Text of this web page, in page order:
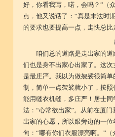
好，你看我写，喏，会吗？”（
点，他又说话了：“真是末法时
的要求也要提高一点，走快总比
咱们总的道路是走出家的
们也是身不出家心出家了。这
是最庄严。我以为做袈裟很简
制，简单一点袈裟就小了，按
能用缝衣机缝，多庄严！居士
法：“心常欲出家”。从前在厦
出家的心愿，所以跟旁边的一
句：“哪有你们衣服漂亮啊。”